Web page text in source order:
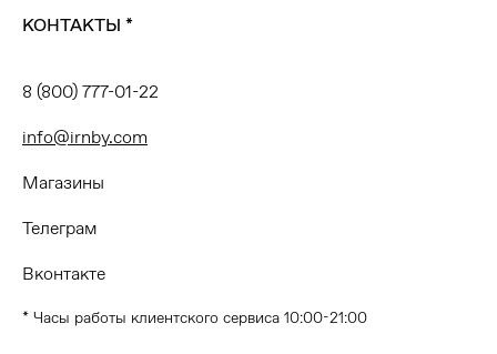
КОНТАКТЫ *
8 (800) 777-01-22
info@irnby.com
Магазины
Телеграм
Вконтакте
* Часы работы клиентского сервиса 10:00-21:00